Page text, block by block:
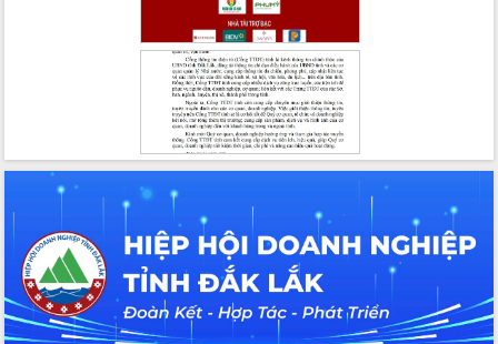
Hội nghị chia sẻ kinh nghiệm, chuyển
giao kỹ thuật y tế, định hướng phát
Chuyển đổi số mở ra không gian phát
triển trong lĩnh vực văn hóa, du lịch
Công bố quyết định của Ban Thường
vụ Tỉnh ủy về công tác cán bộ.
Thủ tướng Phạm Minh Chính: Khẩn
trương tái thiết cuộc sống người dân
sau thiên tai
Tập trung nâng cao chất lượng, tổ
chức sản xuất sầu riêng theo hướng
bền vững